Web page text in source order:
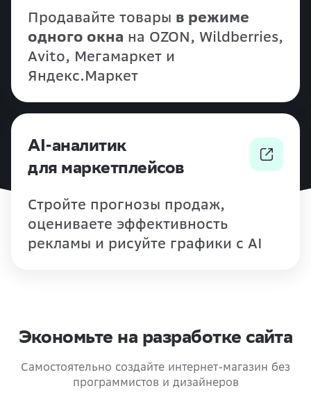
Продавайте товары в режиме
одного окна на OZON, Wildberries,
Avito, Мегамаркет и
Яндекс.Маркет
AI-аналитик
для маркетплейсов
Стройте прогнозы продаж,
оцениваете эффективность
рекламы и рисуйте графики с AI
Экономьте на разработке сайта
Самостоятельно создайте интернет-магазин без
программистов и дизайнеров